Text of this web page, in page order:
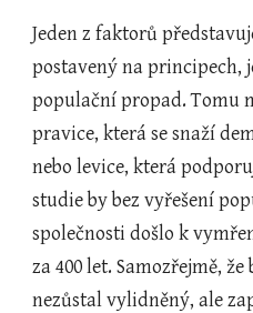
Jeden z faktorů
postavený na principech,
populační propad. Tomu
pravice, která se snaží
nebo levice, která
studie by bez vyřešení
společnosti došlo k
za 400 let. Samozřejmě,
nezůstal vylidněný, ale